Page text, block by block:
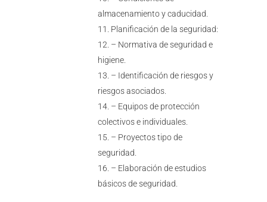
almacenamiento y caducidad.
Planificación de la seguridad:
– Normativa de seguridad e
higiene.
– Identificación de riesgos y
riesgos asociados.
– Equipos de protección
colectivos e individuales.
– Proyectos tipo de
seguridad.
– Elaboración de estudios
básicos de seguridad.